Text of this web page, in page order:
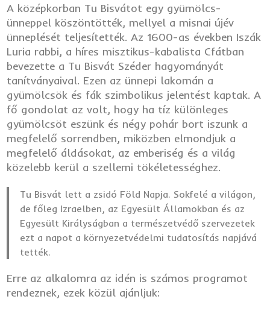
A középkorban Tu Bisvátot egy gyümölcs-
ünneppel köszöntötték, mellyel a misnai újév
ünneplését teljesítették. Az 1600-as években Iszák
Luria rabbi, a híres misztikus-kabalista Cfátban
bevezette a Tu Bisvát Széder hagyományát
tanítványaival. Ezen az ünnepi lakomán a
gyümölcsök és fák szimbolikus jelentést kaptak. A
fő gondolat az volt, hogy ha tíz különleges
gyümölcsöt eszünk és négy pohár bort iszunk a
megfelelő sorrendben, miközben elmondjuk a
megfelelő áldásokat, az emberiség és a világ
közelebb kerül a szellemi tökéletességhez.
Tu Bisvát lett a zsidó Föld Napja. Sokfelé a világon,
de főleg Izraelben, az Egyesült Államokban és az
Egyesült Királyságban a természetvédő szervezetek
ezt a napot a környezetvédelmi tudatosítás napjává
tették.
Erre az alkalomra az idén is számos programot
rendeznek, ezek közül ajánljuk: